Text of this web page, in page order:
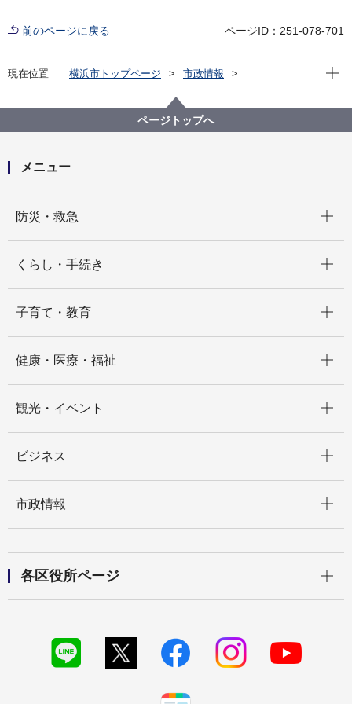
前のページに戻る ページID：251-078-701
現在位置 横浜市トップページ
市政情報
記者発表 2022年度
保育・教育施設向け「児童の車両送迎に係る安全管理
ガイドライン」を策定しました
現在
ページトップへ
メニュー
防災・救急
くらし・手続き
子育て・教育
健康・医療・福祉
観光・イベント
ビジネス
市政情報
各区役所ページ